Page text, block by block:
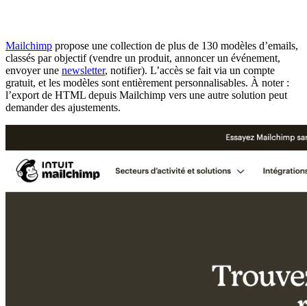
Mailchimp propose une collection de plus de 130 modèles d’emails,
classés par objectif (vendre un produit, annoncer un événement,
envoyer une newsletter, notifier). L’accès se fait via un compte
gratuit, et les modèles sont entièrement personnalisables. À noter :
l’export de HTML depuis Mailchimp vers une autre solution peut
demander des ajustements.